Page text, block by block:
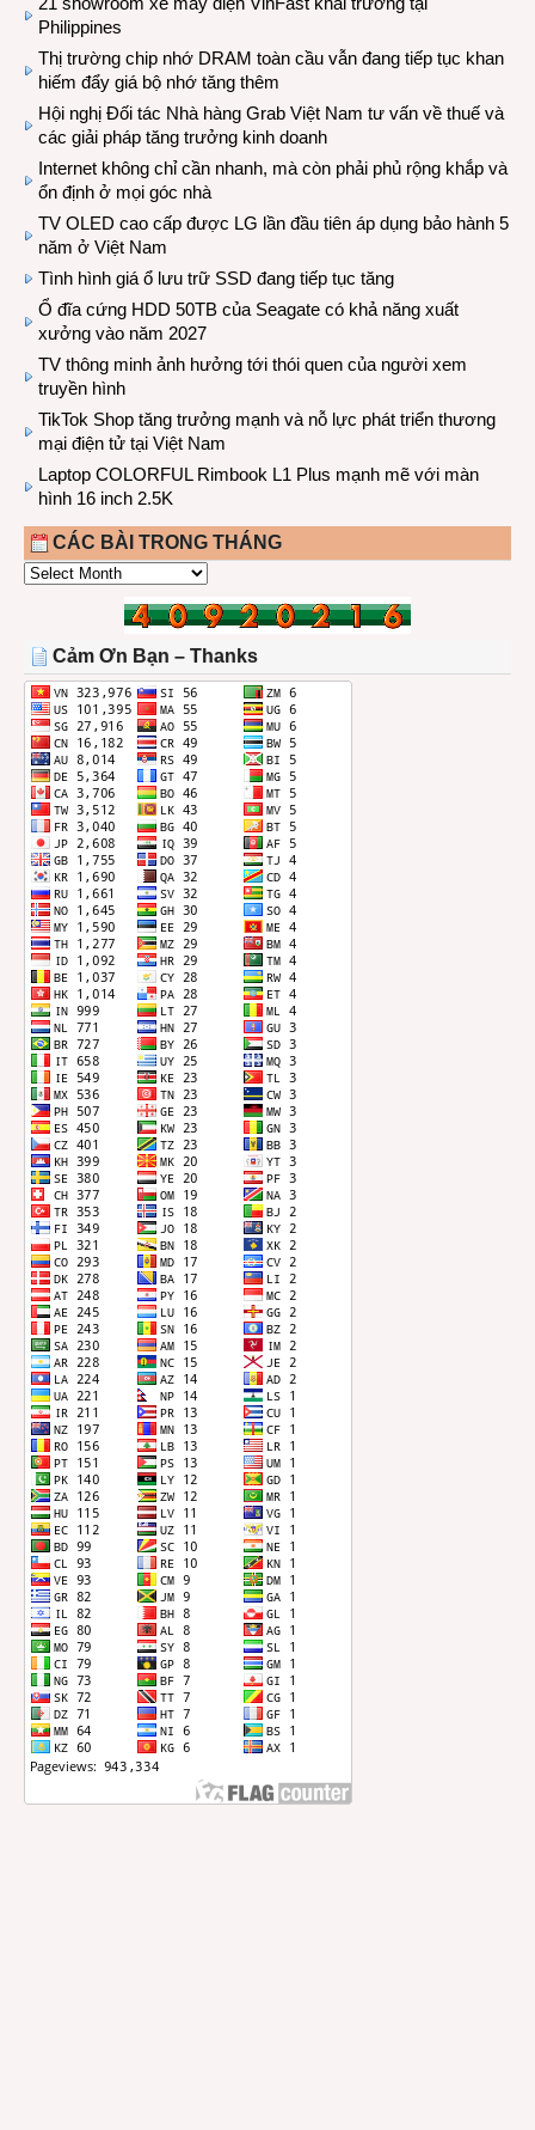
Philippines
Thị trường chip nhớ DRAM toàn cầu vẫn đang tiếp tục khan
hiếm đẩy giá bộ nhớ tăng thêm
Hội nghị Đối tác Nhà hàng Grab Việt Nam tư vấn về thuế và
các giải pháp tăng trưởng kinh doanh
Internet không chỉ cần nhanh, mà còn phải phủ rộng khắp và
ổn định ở mọi góc nhà
TV OLED cao cấp được LG lần đầu tiên áp dụng bảo hành 5
năm ở Việt Nam
Tình hình giá ổ lưu trữ SSD đang tiếp tục tăng
Ổ đĩa cứng HDD 50TB của Seagate có khả năng xuất
xưởng vào năm 2027
TV thông minh ảnh hưởng tới thói quen của người xem
truyền hình
TikTok Shop tăng trưởng mạnh và nỗ lực phát triển thương
mại điện tử tại Việt Nam
Laptop COLORFUL Rimbook L1 Plus mạnh mẽ với màn
hình 16 inch 2.5K
CÁC BÀI TRONG THÁNG
CÁC
THÁNG
Cảm Ơn Bạn – Thanks